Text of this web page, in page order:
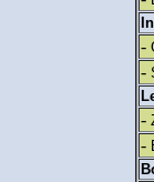
-
-
-
-